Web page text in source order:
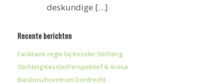
deskundige […]
Recente berichten
Facilitaire regie bij Kessler Stichting
Stichting KesslerPerspektief & Arosa
Biesboschcentrum Dordrecht